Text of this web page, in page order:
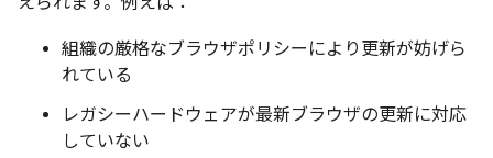
組織の厳格なブラウザポリシーにより更新が妨げら
れている
レガシーハードウェアが最新ブラウザの更新に対応
していない